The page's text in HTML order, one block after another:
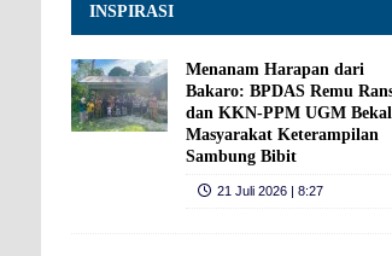
INSPIRASI
Menanam Harapan dari
Bakaro: BPDAS Remu
dan KKN-PPM UGM
Masyarakat Keterampilan
Sambung Bibit
21 Juli 2026 | 8:27